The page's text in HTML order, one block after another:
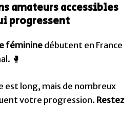
amateurs accessibles
progressent
féminine débutent en France
🥊
est long, mais de nombreux
votre progression. Restez